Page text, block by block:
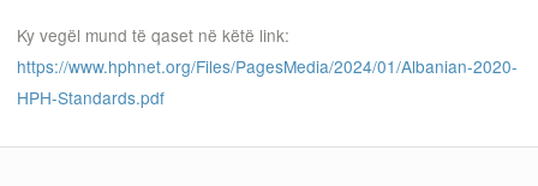
Ky vegël mund të qaset në këtë link:
https://www.hphnet.org/Files/PagesMedia/2024/01/Albanian-2020-
HPH-Standards.pdf